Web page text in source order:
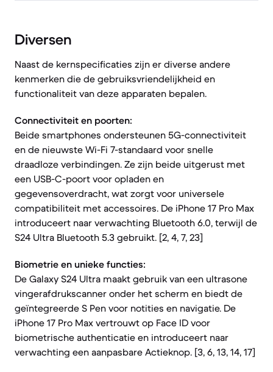
Diversen
Naast de kernspecificaties zijn er diverse andere
kenmerken die de gebruiksvriendelijkheid en
functionaliteit van deze apparaten bepalen.
Connectiviteit en poorten:
Beide smartphones ondersteunen 5G-connectiviteit
en de nieuwste Wi-Fi 7-standaard voor snelle
draadloze verbindingen. Ze zijn beide uitgerust met
een USB-C-poort voor opladen en
gegevensoverdracht, wat zorgt voor universele
compatibiliteit met accessoires. De iPhone 17 Pro Max
introduceert naar verwachting Bluetooth 6.0, terwijl de
S24 Ultra Bluetooth 5.3 gebruikt. [2, 4, 7, 23]
Biometrie en unieke functies:
De Galaxy S24 Ultra maakt gebruik van een ultrasone
vingerafdrukscanner onder het scherm en biedt de
geïntegreerde S Pen voor notities en navigatie. De
iPhone 17 Pro Max vertrouwt op Face ID voor
biometrische authenticatie en introduceert naar
verwachting een aanpasbare Actieknop. [3, 6, 13, 14, 17]